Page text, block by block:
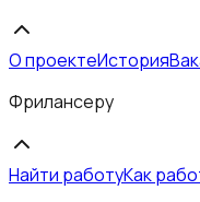
О проектеИстория
Фрилансеру
Найти работуКак